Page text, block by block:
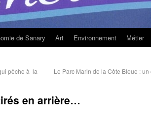
de Sanary Art Environnement Métier
pêche à la
Le Parc Marin de la Côte Bleue :
en arrière…